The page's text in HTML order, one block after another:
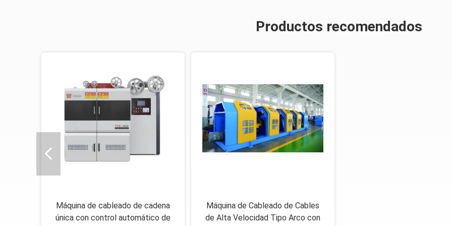
Productos recomendados
Máquina de cableado de cadena
única con control automático de
Máquina de Cableado de Cables
de Alta Velocidad Tipo Arco con